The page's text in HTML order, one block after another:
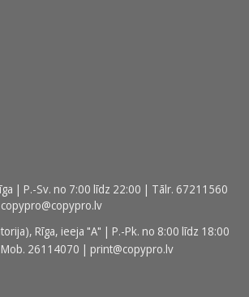
| P.-Sv. no 7:00 līdz 22:00 | Tālr. 67211560
copypro@copypro.lv
Rīga, ieeja "A" | P.-Pk. no 8:00 līdz 18:00
26114070 | print@copypro.lv